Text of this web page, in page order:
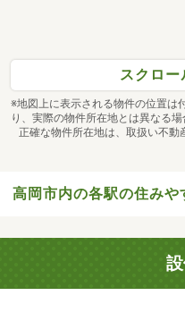
スクロー
※地図上に表示される物件の位置は
り、実際の物件所在地とは異なる場
正確な物件所在地は、取扱い不動
高岡市内の各駅の住みや